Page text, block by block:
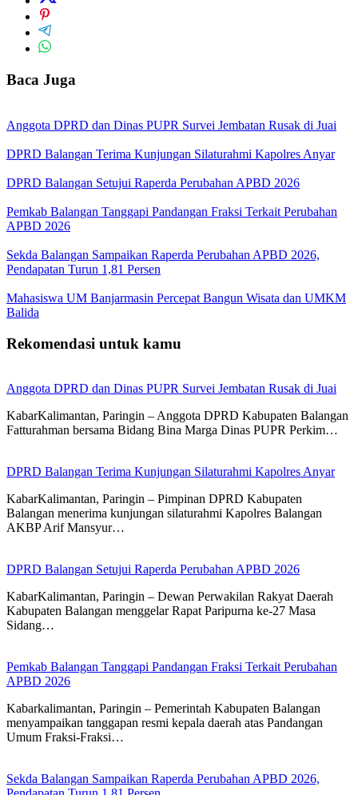
Baca Juga
Anggota DPRD dan Dinas PUPR Survei Jembatan Rusak di Juai
DPRD Balangan Terima Kunjungan Silaturahmi Kapolres Anyar
DPRD Balangan Setujui Raperda Perubahan APBD 2026
Pemkab Balangan Tanggapi Pandangan Fraksi Terkait Perubahan
APBD 2026
Sekda Balangan Sampaikan Raperda Perubahan APBD 2026,
Pendapatan Turun 1,81 Persen
Mahasiswa UM Banjarmasin Percepat Bangun Wisata dan UMKM
Balida
Rekomendasi untuk kamu
Anggota DPRD dan Dinas PUPR Survei Jembatan Rusak di Juai
KabarKalimantan, Paringin – Anggota DPRD Kabupaten Balangan
Fatturahman bersama Bidang Bina Marga Dinas PUPR Perkim…
DPRD Balangan Terima Kunjungan Silaturahmi Kapolres Anyar
KabarKalimantan, Paringin – Pimpinan DPRD Kabupaten
Balangan menerima kunjungan silaturahmi Kapolres Balangan
AKBP Arif Mansyur…
DPRD Balangan Setujui Raperda Perubahan APBD 2026
KabarKalimantan, Paringin – Dewan Perwakilan Rakyat Daerah
Kabupaten Balangan menggelar Rapat Paripurna ke-27 Masa
Sidang…
Pemkab Balangan Tanggapi Pandangan Fraksi Terkait Perubahan
APBD 2026
Kabarkalimantan, Paringin – Pemerintah Kabupaten Balangan
menyampaikan tanggapan resmi kepala daerah atas Pandangan
Umum Fraksi-Fraksi…
Sekda Balangan Sampaikan Raperda Perubahan APBD 2026,